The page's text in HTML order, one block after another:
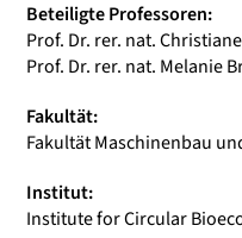
Beteiligte Professoren:
Prof. Dr. rer. nat.
Prof. Dr. rer. nat. Melanie
Fakultät:
Fakultät Maschinenbau
Institut:
Institute for Circular